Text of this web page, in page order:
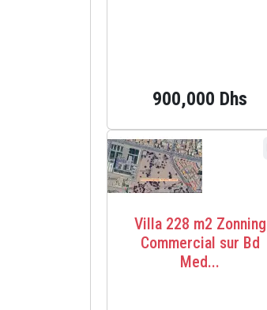
900,000 Dhs
Villa 228 m2 Zonning
Commercial sur Bd
Med...